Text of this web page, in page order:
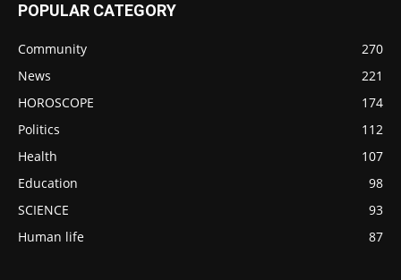
POPULAR CATEGORY
Community
270
News
221
HOROSCOPE
174
Politics
112
Health
107
Education
98
SCIENCE
93
Human life
87